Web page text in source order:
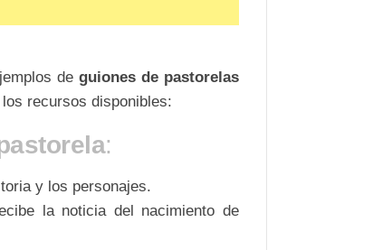
deguiones de pastorelas
recursos disponibles:
:
y los personajes.
la noticia del nacimiento de